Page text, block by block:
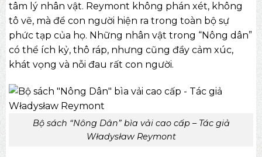
tâm lý nhân vật. Reymont không phán xét, không
tô vẽ, mà để con người hiện ra trong toàn bộ sự
phức tạp của họ. Những nhân vật trong “Nông dân”
có thể ích kỷ, thô ráp, nhưng cũng đầy cảm xúc,
khát vọng và nỗi đau rất con người.
Bộ sách “Nông Dân” bìa vải cao cấp – Tác giả
Władysław Reymont